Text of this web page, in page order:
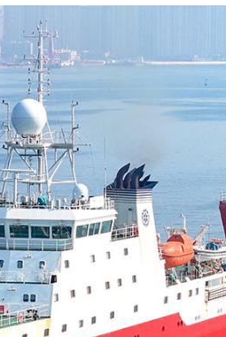
法治 文娱 人物 公益 图
习式妙语
道 VR/AR
列 人生第一次 人生第二次
会 CBA
体育江湖 文化体育 冰雪道路
央博 非遗 文化 旅游 科普
起 超级工厂 智敬中国 全民健康